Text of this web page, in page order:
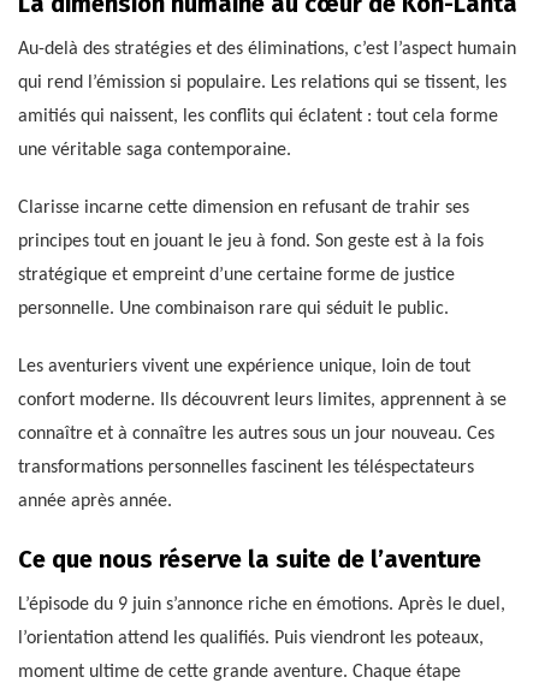
Au-delà des stratégies et des éliminations, c’est l’aspect humain
qui rend l’émission si populaire. Les relations qui se tissent, les
amitiés qui naissent, les conflits qui éclatent : tout cela forme
une véritable saga contemporaine.
Clarisse incarne cette dimension en refusant de trahir ses
principes tout en jouant le jeu à fond. Son geste est à la fois
stratégique et empreint d’une certaine forme de justice
personnelle. Une combinaison rare qui séduit le public.
Les aventuriers vivent une expérience unique, loin de tout
confort moderne. Ils découvrent leurs limites, apprennent à se
connaître et à connaître les autres sous un jour nouveau. Ces
transformations personnelles fascinent les téléspectateurs
année après année.
Ce que nous réserve la suite de l’aventure
L’épisode du 9 juin s’annonce riche en émotions. Après le duel,
l’orientation attend les qualifiés. Puis viendront les poteaux,
moment ultime de cette grande aventure. Chaque étape